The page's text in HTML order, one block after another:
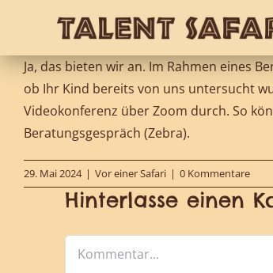
springen
Ja, das bieten wir an. Im Rahmen eines
ob Ihr Kind bereits von uns untersucht
Videokonferenz über Zoom durch. So
Beratungsgespräch (Zebra).
29. Mai 2024 | Vor einer Safari | 0 Kommentare
Hinterlasse einen
Kommentar